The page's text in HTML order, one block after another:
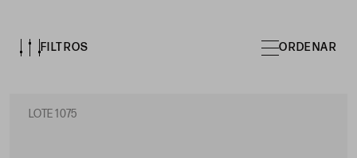
FILTROS ORDENAR
LOTE 1075